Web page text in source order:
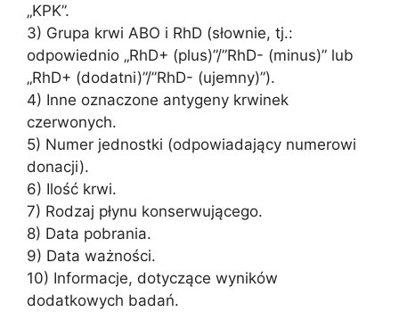
„KPK”.
3) Grupa krwi ABO i RhD (słownie, tj.:
odpowiednio „RhD+ (plus)”/”RhD- (minus)” lub
„RhD+ (dodatni)”/”RhD- (ujemny)”).
4) Inne oznaczone antygeny krwinek
czerwonych.
5) Numer jednostki (odpowiadający numerowi
donacji).
6) Ilość krwi.
7) Rodzaj płynu konserwującego.
8) Data pobrania.
9) Data ważności.
10) Informacje, dotyczące wyników
dodatkowych badań.